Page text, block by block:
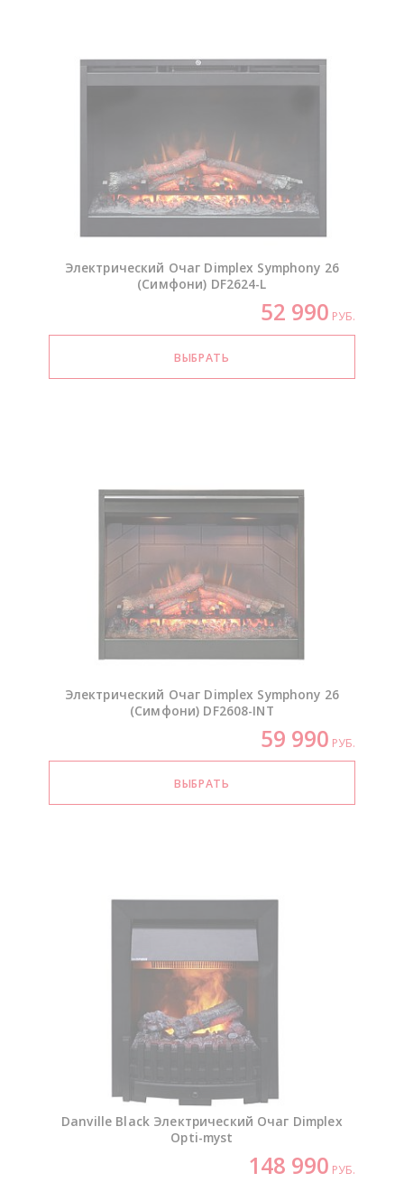
Электрический Очаг Dimplex Symphony 26
(Симфони) DF2624-L
52 990 РУБ.
Электрический Очаг Dimplex Symphony 26
(Симфони) DF2608-INT
59 990 РУБ.
Danville Black Электрический Очаг Dimplex
Opti-myst
148 990 РУБ.